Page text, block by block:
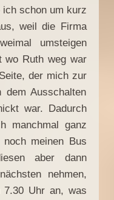
schon um kurz
weil die Firma
umsteigen
wo Ruth weg war
der mich zur
Ausschalten
war. Dadurch
manchmal ganz
meinen Bus
aber dann
nehmen,
7.30 Uhr an, was